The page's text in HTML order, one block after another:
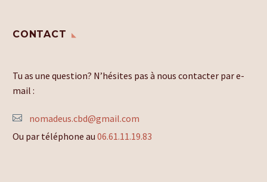
CONTACT
Tu as une question? N’hésites pas à nous contacter par e-
mail :
nomadeus.cbd@gmail.com
Ou par téléphone au 06.61.11.19.83